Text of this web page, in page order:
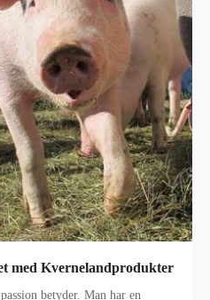
med Kvernelandprodukter
betyder. Man har en